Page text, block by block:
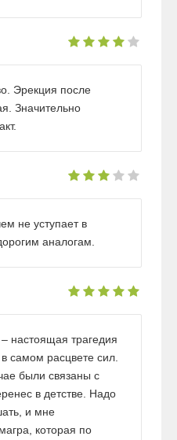
Эрекция после
Значительно
не уступает в
аналогам.
настоящая трагедия
самом расцвете сил.
были связаны с
в детстве. Надо
и мне
которая по